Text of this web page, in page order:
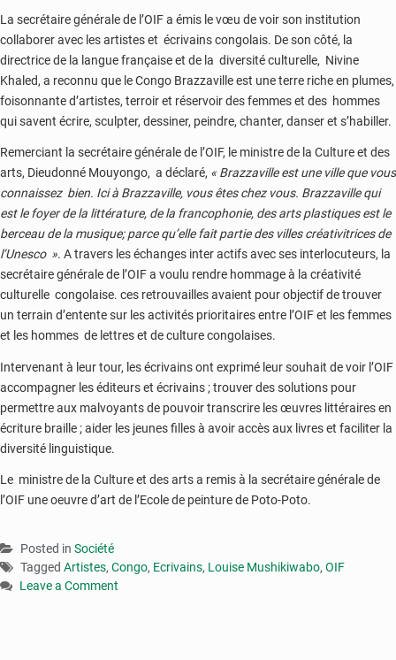
La secrétaire générale de l’OIF a émis le vœu de voir son institution
collaborer avec les artistes et écrivains congolais. De son côté, la
directrice de la langue française et de la diversité culturelle, Nivine
Khaled, a reconnu que le Congo Brazzaville est une terre riche en plumes,
foisonnante d’artistes, terroir et réservoir des femmes et des hommes
qui savent écrire, sculpter, dessiner, peindre, chanter, danser et s’habiller.
Remerciant la secrétaire générale de l’OIF, le ministre de la Culture et des
arts, Dieudonné Mouyongo, a déclaré, « Brazzaville est une ville que vous
connaissez bien. Ici à Brazzaville, vous êtes chez vous. Brazzaville qui
est le foyer de la littérature, de la francophonie, des arts plastiques est le
berceau de la musique; parce qu’elle fait partie des villes créativitrices de
l’Unesco ». A travers les échanges inter actifs avec ses interlocuteurs, la
secrétaire générale de l’OIF a voulu rendre hommage à la créativité
culturelle congolaise. ces retrouvailles avaient pour objectif de trouver
un terrain d’entente sur les activités prioritaires entre l’OIF et les femmes
et les hommes de lettres et de culture congolaises.
Intervenant à leur tour, les écrivains ont exprimé leur souhait de voir l’OIF
accompagner les éditeurs et écrivains ; trouver des solutions pour
permettre aux malvoyants de pouvoir transcrire les œuvres littéraires en
écriture braille ; aider les jeunes filles à avoir accès aux livres et faciliter la
diversité linguistique.
Le ministre de la Culture et des arts a remis à la secrétaire générale de
l’OIF une oeuvre d’art de l’Ecole de peinture de Poto-Poto.
Posted in Société
Tagged Artistes, Congo, Ecrivains, Louise Mushikiwabo, OIF
Leave a Comment